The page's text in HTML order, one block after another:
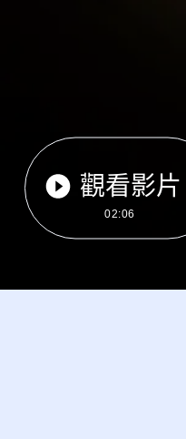
觀看影片
02:06